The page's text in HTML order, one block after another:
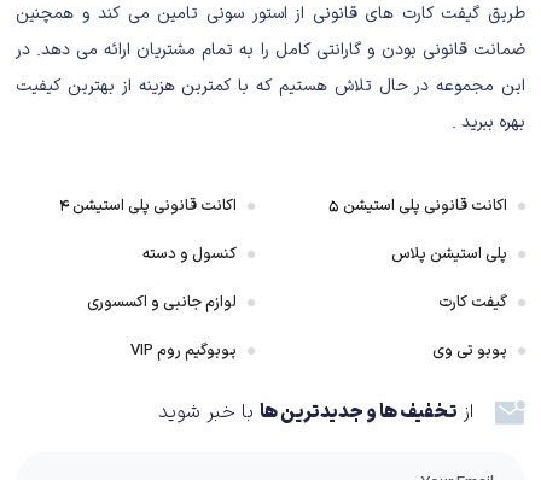
شخصیت‌های فرعی بازی، غالبا پرداخت خوبی دارند و می‌توان به خوبی با آن‌ها
زیاد رضایت نداشتم چرا که بیش از حد کلیشه‌ای و تکراری بود و شخصیت او، فاقد
یکی از بزرگ‌ترین نقاط قوت داستان بازی، تعلیق بسیار مناسب آن است. اتفاقات به
هم پیوسته و زنجیره‌ای، تعلیق خوبی را به روایت بازی تزریق کرده‌اند و پیچ و
خم‌های داستانی مختلف (که خیلی وقت بود در آثار یوبی‌سافت مشاهده نکرده
ماجراجویی ترغیب می‌سازند. البته انتظار داستانی حماسی یا فوق‌العاده عمیق را
استوار است و تمامی ارکان داستانی و حتی غیر داستانی، در خدمت این مفهوم و
طریق گیفت کارت های قانونی از استور سونی تامین می کند و همچنین
ضمانت قانونی بودن و گارانتی کامل را به تمام مشتریان ارائه می دهد. در
این مجموعه در حال تلاش هستیم که با کمترین هزینه از بهترین کیفیت
بهره ببرید .
اکانت قانونی پلی استیشن ۵
پلی استیشن پلاس
گیفت کارت
پوبو تی وی
اکانت قانونی پلی استیشن ۴
کنسول و دسته
لوازم جانبی و اکسسوری
پوبوگیم روم VIP
از تخفیف ها و جدیدترین ها با خبر شوید